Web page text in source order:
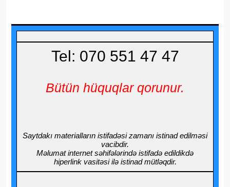
Tel: 070 551 47 47
Bütün hüquqlar qorunur.
Saytdakı materialların istifadəsi zamanı istinad edilməsi
vacibdir.
Məlumat internet səhifələrində istifadə edildikdə
hiperlink vasitəsi ilə istinad mütləqdir.